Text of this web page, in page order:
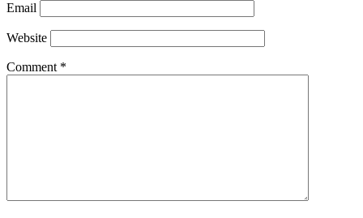
Email
Website
Comment *